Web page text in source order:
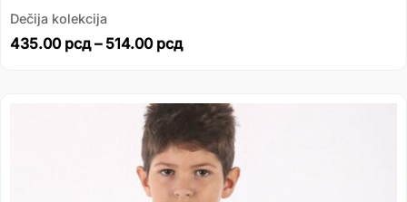
Dečija kolekcija
435.00 рсд – 514.00 рсд
Распон
цена:
од
435.00 рсд
до
514.00 рсд